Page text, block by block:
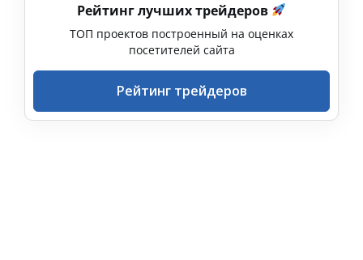
Рейтинг лучших трейдеров
ТОП проектов построенный на оценках
посетителей сайта
Рейтинг трейдеров